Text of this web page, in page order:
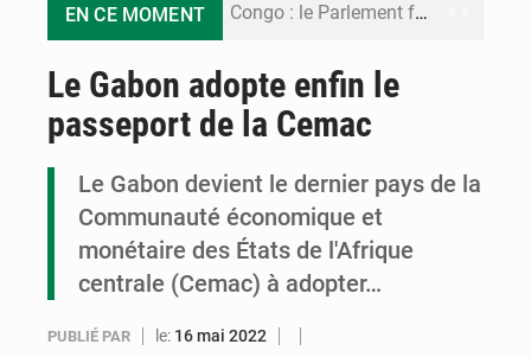
EN CE MOMENT Congo : le Parlement formule 28 recommandations sur le Cadre budgétaire 2027-2029
Le Gabon adopte enfin le
passeport de la Cemac
Le Gabon devient le dernier pays de la
Communauté économique et
monétaire des États de l'Afrique
centrale (Cemac) à adopter…
PUBLIÉ PAR le: 16 mai 2022